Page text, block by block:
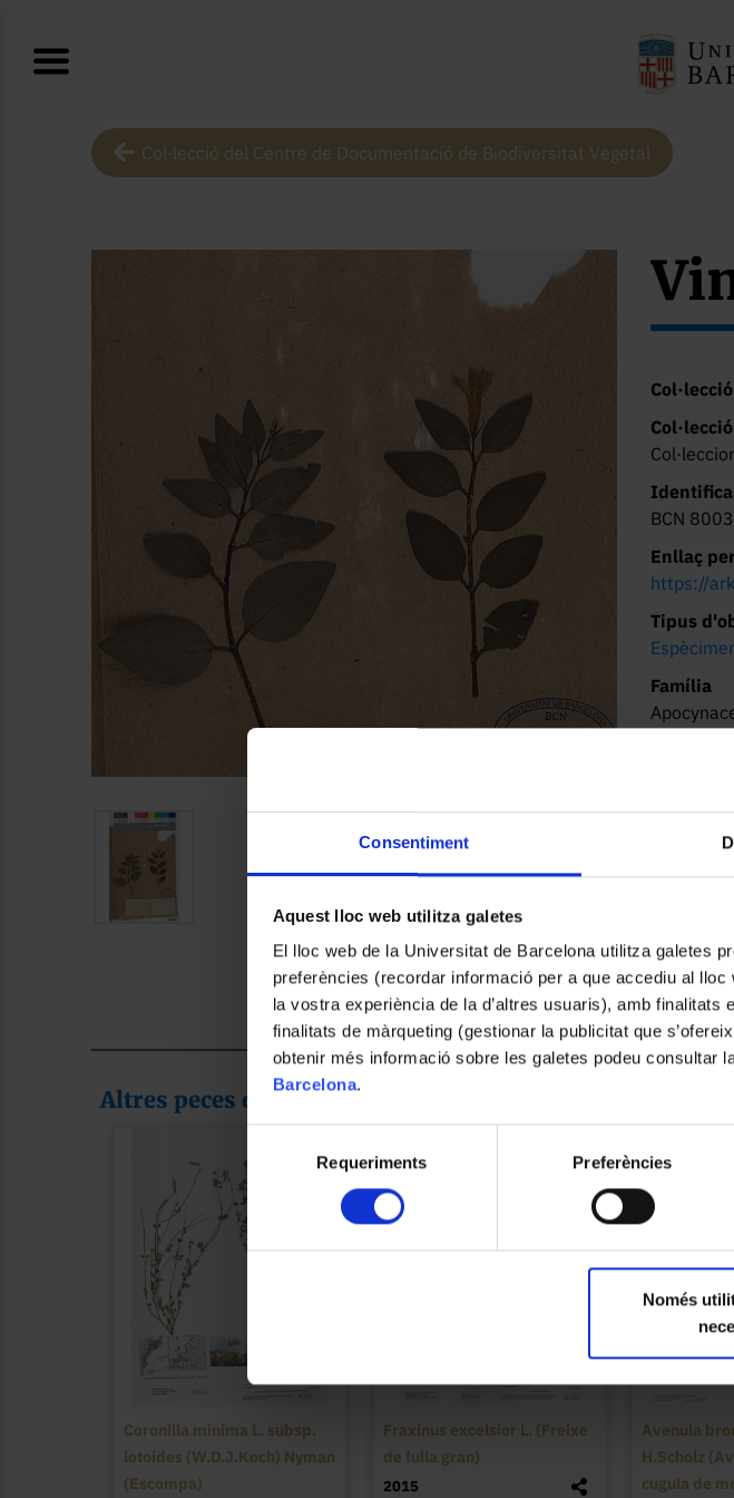
Consentiment
Aquest lloc web utilitza galetes
El lloc web de la Universitat de Barcelona utilitza galetes
preferències (recordar informació per a que accediu al
la vostra experiència de la d’altres usuaris), amb
finalitats de màrqueting (gestionar la publicitat que
obtenir més informació sobre les galetes podeu consultar
Barcelona.
de
consentiment
Requeriments Preferències
Només
Col·lecció del Centre de Documentació de Biodiversitat Vegetal
Col·lecció
BCN
Enllaç
https://
Tipus
Família
Ubicació
Habitat:
Altres peces de la col·lecció
Coronilla minima L. subsp.
lotoides (W.D.J.Koch) Nyman
(Escompa)
Fraxinus excelsior L. (Freixe
de fulla gran)
2015
Avenula
H.Scholz
cugula de